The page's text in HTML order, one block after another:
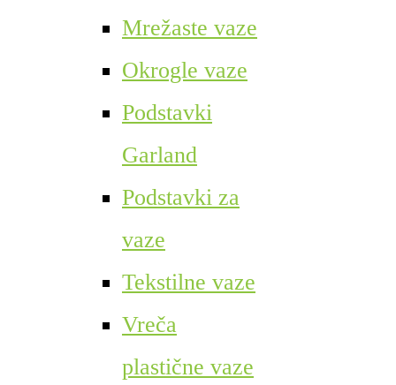
Mrežaste vaze
Okrogle vaze
Podstavki
Garland
Podstavki za
vaze
Tekstilne vaze
Vreča
plastične vaze